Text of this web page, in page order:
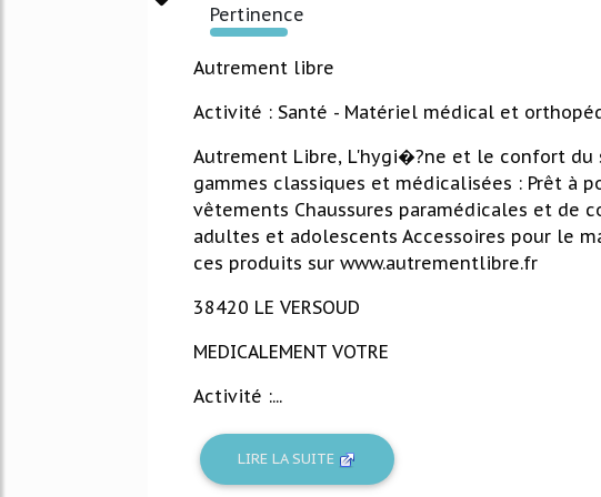
Pertinence
2107%
Autrement libre
Activité : Santé - Matériel médical et
Autrement Libre, L'hygi�?ne et le confort du
gammes classiques et médicalisées : Prêt à
vêtements Chaussures paramédicales et de
adultes et adolescents Accessoires pour le
ces produits sur www.autrementlibre.fr
38420 LE VERSOUD
MEDICALEMENT VOTRE
Activité :...
LIRE LA SUITE